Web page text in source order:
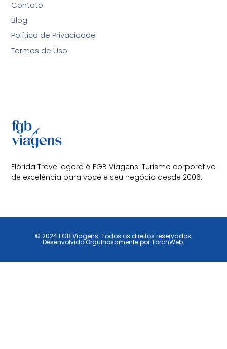
Flórida Travel agora é FGB Viagens: Turismo corporativo
de excelência para você e seu negócio desde 2006.
Contato
Blog
Política de Privacidade
Termos de Uso
© 2024 FGB Viagens. Todos os direitos reservados.
Desenvolvido Orgulhosamente por TorchWeb.